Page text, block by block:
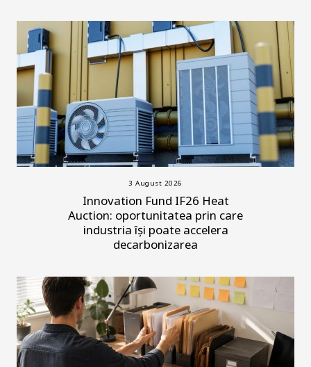
3 August 2026
Innovation Fund IF26 Heat
Auction: oportunitatea prin care
industria își poate accelera
decarbonizarea